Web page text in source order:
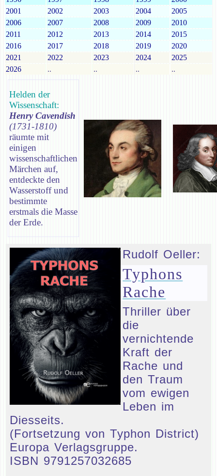
2001
2002 2003 2004
2005
2006
2007 2008 2009
2010
2011
2012 2013 2014
2015
2016
2017 2018 2019
2020
2021
2022 2023 2024
2025
2026
.. .. .. ..
Helden der
Wissenschaft:
Henry Cavendish
(1731-1810)
räumte mit
einigen
wissenschaftlichen
Märchen auf,
entdeckte den
Wasserstoff und
bestimmte
erstmals die Masse
der Erde.
Rudolf Oeller:
Typhons
Rache
Thriller über
die
vernichtende
Kraft der
Rache und
den Traum
vom ewigen
Leben im
Diesseits.
(Fortsetzung von Typhon District)
Europa Verlagsgruppe.
ISBN 9791257032685